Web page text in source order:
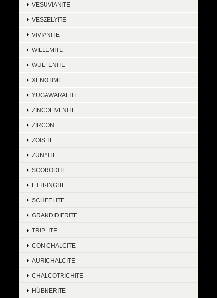
VESUVIANITE
VESZELYITE
VIVIANITE
WILLEMITE
WULFENITE
XENOTIME
YUGAWARALITE
ZINCOLIVENITE
ZIRCON
ZOISITE
ZUNYITE
SCORODITE
ETTRINGITE
SCHEELITE
GRANDIDIERITE
TRIPLITE
CONICHALCITE
AURICHALCITE
CHALCOTRICHITE
HÜBNERITE